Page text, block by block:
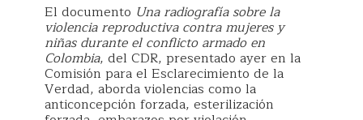
El documento Una radiografía sobre la
violencia reproductiva contra mujeres y
niñas durante el conflicto armado en
Colombia, del CDR, presentado ayer en la
Comisión para el Esclarecimiento de la
Verdad, aborda violencias como la
anticoncepción forzada, esterilización